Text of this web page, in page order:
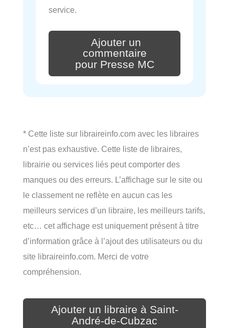
service.
Ajouter un
commentaire
pour Presse MC
* Cette liste sur libraireinfo.com avec les libraires
n’est pas exhaustive. Cette liste de libraires,
librairie ou services liés peut comporter des
manques ou des erreurs. L’affichage sur le site ou
le classement ne reflète en aucun cas les
meilleurs services d’un libraire, les meilleurs tarifs,
etc… cet affichage est uniquement présent à titre
d’information grâce à l’ajout des utilisateurs ou du
site libraireinfo.com. Merci de votre
compréhension.
Ajouter un libraire à Saint-
André-de-Cubzac